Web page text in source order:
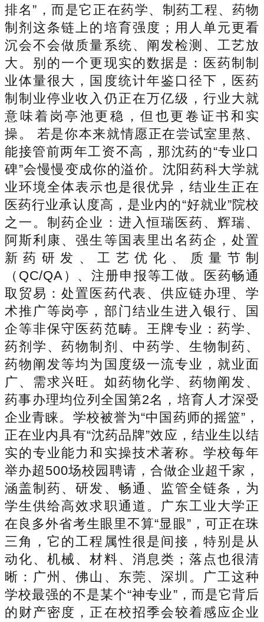
排名”，而是它正在药学、制药工程、药物
制剂这条链上的培育强度；用人单元更看
沉会不会做质量系统、阐发检测、工艺放
大。别的一个更现实的数据是：医药制制
业体量很大，国度统计年鉴口径下，医药
制制业停业收入仍正在万亿级，行业大就
意味着岗亭池更稳，但也更卷证书和实
操。 若是你本来就情愿正在尝试室里熬、
能接管前两年工资不高，那沈药的“专业口
碑”会慢慢变成你的溢价。沈阳药科大学就
业环境全体表示也是很优异，结业生正在
医药行业承认度高，是业内的“好就业”院校
之一。制药企业：进入恒瑞医药、辉瑞、
阿斯利康、强生等国表里出名药企，处置
新药研发、工艺优化、质量节制
（QC/QA）、注册申报等工做。医药畅通
取贸易：处置医药代表、供应链办理、学
术推广等岗亭，部门结业生进入银行、国
企等非保守医药范畴。王牌专业：药学、
药剂学、药物制剂、中药学、生物制药、
药物阐发等均为国度级一流专业，就业面
广、需求兴旺。如药物化学、药物阐发、
药事办理均位列全国第2名，培育人才深受
企业青睐。学校被誉为“中国药师的摇篮”，
正在业内具有“沈药品牌”效应，结业生以结
实的专业能力和实操技术著称。学校每年
举办超500场校园聘请，合做企业超千家，
涵盖制药、研发、畅通、监管全链条，为
学生供给高效求职通道。广东工业大学正
在良多外省考生眼里不算“显眼”，可正在珠
三角，它的工程属性很是间接，特别是从
动化、机械、材料、消息类；落点也很清
晰：广州、佛山、东莞、深圳。广工这种
学校最强的不是某个“神专业”，而是它背后
的财产密度，正在校招季会较着感应企业